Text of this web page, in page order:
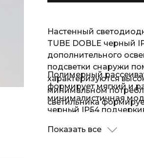
Настенный
TUBE DOBLE черный
дополнительного
подсветки снаружи
характеризуются
минимальном
светильника
способный осветить
Полимерный
формирует мягкий и
минималистичная
черный IP54
Показать все